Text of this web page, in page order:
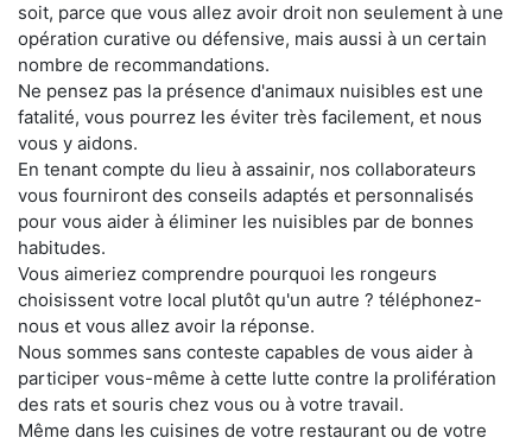
soit, parce que vous allez avoir droit non seulement à une
opération curative ou défensive, mais aussi à un certain
nombre de recommandations.
Ne pensez pas la présence d'animaux nuisibles est une
fatalité, vous pourrez les éviter très facilement, et nous
vous y aidons.
En tenant compte du lieu à assainir, nos collaborateurs
vous fourniront des conseils adaptés et personnalisés
pour vous aider à éliminer les nuisibles par de bonnes
habitudes.
Vous aimeriez comprendre pourquoi les rongeurs
choisissent votre local plutôt qu'un autre ? téléphonez-
nous et vous allez avoir la réponse.
Nous sommes sans conteste capables de vous aider à
participer vous-même à cette lutte contre la prolifération
des rats et souris chez vous ou à votre travail.
Même dans les cuisines de votre restaurant ou de votre